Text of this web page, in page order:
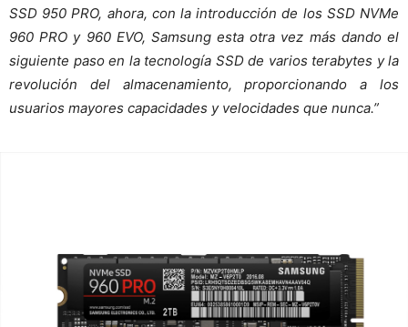
SSD 950 PRO, ahora, con la introducción de los SSD NVMe
960 PRO y 960 EVO, Samsung esta otra vez más dando el
siguiente paso en la tecnología SSD de varios terabytes y la
revolución del almacenamiento, proporcionando a los
usuarios mayores capacidades y velocidades que nunca.”